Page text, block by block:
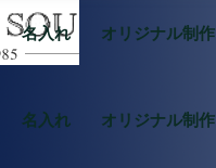
名入れ オリジナル制作
名入れ オリジナル制作